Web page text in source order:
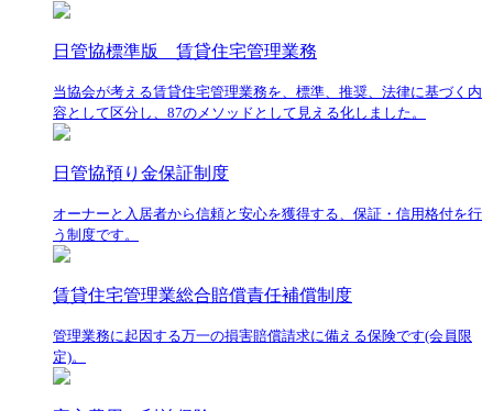
日管協標準版 賃貸住宅管理業務
当協会が考える賃貸住宅管理業務を、標準、推奨、法律に基づく内
容として区分し、87のメソッドとして見える化しました。
日管協預り金保証制度
オーナーと入居者から信頼と安心を獲得する、保証・信用格付を行
う制度です。
賃貸住宅管理業総合賠償責任補償制度
管理業務に起因する万一の損害賠償請求に備える保険です(会員限
定)。